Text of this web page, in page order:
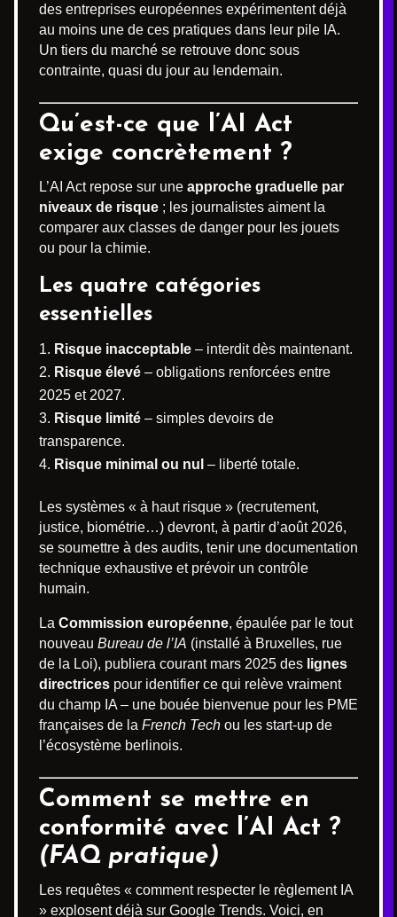
des entreprises européennes expérimentent déjà
au moins une de ces pratiques dans leur pile IA.
Un tiers du marché se retrouve donc sous
contrainte, quasi du jour au lendemain.
Qu’est-ce que l’AI Act
exige concrètement ?
L’AI Act repose sur une approche graduelle par
niveaux de risque ; les journalistes aiment la
comparer aux classes de danger pour les jouets
ou pour la chimie.
Les quatre catégories
essentielles
Risque inacceptable – interdit dès maintenant.
Risque élevé – obligations renforcées entre
2025 et 2027.
Risque limité – simples devoirs de
transparence.
Risque minimal ou nul – liberté totale.
Les systèmes « à haut risque » (recrutement,
justice, biométrie…) devront, à partir d’août 2026,
se soumettre à des audits, tenir une documentation
technique exhaustive et prévoir un contrôle
humain.
La Commission européenne, épaulée par le tout
nouveau Bureau de l’IA (installé à Bruxelles, rue
de la Loi), publiera courant mars 2025 des lignes
directrices pour identifier ce qui relève vraiment
du champ IA – une bouée bienvenue pour les PME
françaises de la French Tech ou les start-up de
l’écosystème berlinois.
Comment se mettre en
conformité avec l’AI Act ?
(FAQ pratique)
Les requêtes « comment respecter le règlement IA
» explosent déjà sur Google Trends. Voici, en